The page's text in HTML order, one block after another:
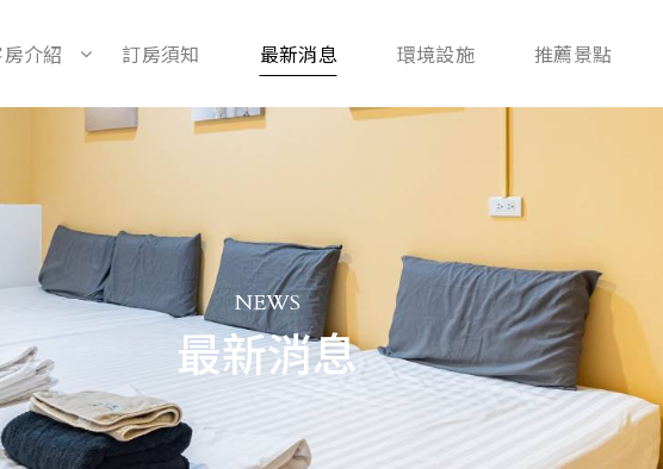
介紹 訂房須知 最新消息 環境設施 推薦景點
NEWS
最新消息